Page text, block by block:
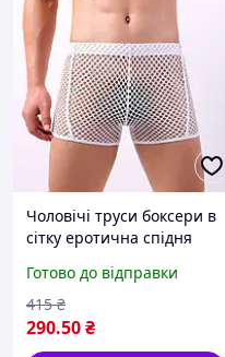
Чоловічі труси боксери в
сітку еротична спідня
боксери облягаючі труси
для чоловіків
Готово до відправки
290.50₴
415 ₴